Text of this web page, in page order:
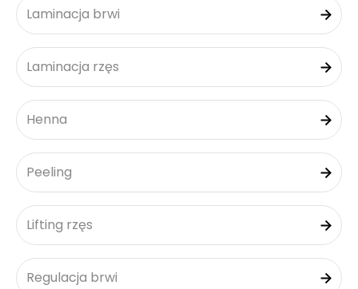
Laminacja brwi
Laminacja rzęs
Henna
Peeling
Lifting rzęs
Regulacja brwi